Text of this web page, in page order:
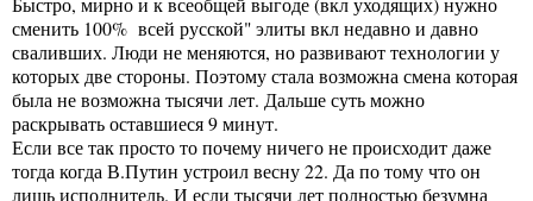
сменить 100% всей русской" элиты вкл недавно и давно
сваливших. Люди не меняются, но развивают технологии у
которых две стороны. Поэтому стала возможна смена которая
была не возможна тысячи лет. Дальше суть можно
раскрывать оставшиеся 9 минут.
Если все так просто то почему ничего не происходит даже
тогда когда В.Путин устроил весну 22. Да по тому что он
лишь исполнитель. И если тысячи лет полностью безумна